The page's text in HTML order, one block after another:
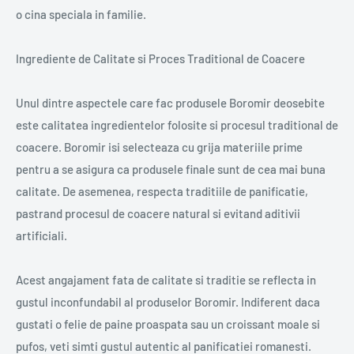
o cina speciala in familie.
Ingrediente de Calitate si Proces Traditional de Coacere
Unul dintre aspectele care fac produsele Boromir deosebite
este calitatea ingredientelor folosite si procesul traditional de
coacere. Boromir isi selecteaza cu grija materiile prime
pentru a se asigura ca produsele finale sunt de cea mai buna
calitate. De asemenea, respecta traditiile de panificatie,
pastrand procesul de coacere natural si evitand aditivii
artificiali.
Acest angajament fata de calitate si traditie se reflecta in
gustul inconfundabil al produselor Boromir. Indiferent daca
gustati o felie de paine proaspata sau un croissant moale si
pufos, veti simti gustul autentic al panificatiei romanesti.